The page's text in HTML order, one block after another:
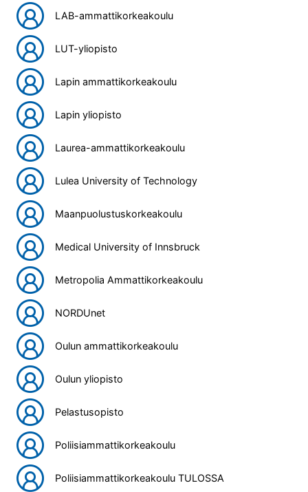
LAB-ammattikorkeakoulu
LUT-yliopisto
Lapin ammattikorkeakoulu
Lapin yliopisto
Laurea-ammattikorkeakoulu
Lulea University of Technology
Maanpuolustuskorkeakoulu
Medical University of Innsbruck
Metropolia Ammattikorkeakoulu
NORDUnet
Oulun ammattikorkeakoulu
Oulun yliopisto
Pelastusopisto
Poliisiammattikorkeakoulu
Poliisiammattikorkeakoulu TULOSSA